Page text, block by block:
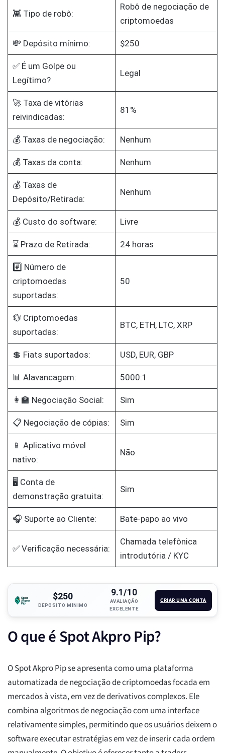
👾 Tipo de robô:
Robô de negociação de
criptomoedas
💸 Depósito mínimo: $250
✅ É um Golpe ou
Legítimo?
Legal
🚀 Taxa de vitórias
reivindicadas:
81%
💰 Taxas de negociação: Nenhum
💰 Taxas da conta: Nenhum
💰 Taxas de
Depósito/Retirada:
Nenhum
💰 Custo do software: Livre
⌛ Prazo de Retirada: 24 horas
#️⃣ Número de
criptomoedas
suportadas:
50
💱 Criptomoedas
suportadas:
BTC, ETH, LTC, XRP
💲 Fiats suportados: USD, EUR, GBP
📊 Alavancagem: 5000:1
👩‍🏫 Negociação Social: Sim
📋 Negociação de cópias: Sim
📱 Aplicativo móvel
nativo:
Não
🖥️ Conta de
demonstração gratuita:
Sim
🎧 Suporte ao Cliente: Bate-papo ao vivo
✅ Verificação necessária:
Chamada telefônica
introdutória / KYC
$250
DEPÓSITO MÍNIMO
9.1/10
AVALIAÇÃO
EXCELENTE
CRIAR UMA CONTA
O que é Spot Akpro Pip?
O Spot Akpro Pip se apresenta como uma plataforma
automatizada de negociação de criptomoedas focada em
mercados à vista, em vez de derivativos complexos. Ele
combina algoritmos de negociação com uma interface
relativamente simples, permitindo que os usuários deixem o
software executar estratégias em vez de inserir cada ordem